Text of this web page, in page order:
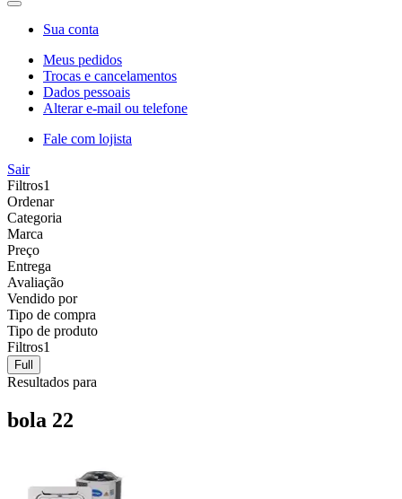
Sua conta
Meus pedidos
Trocas e cancelamentos
Dados pessoais
Alterar e-mail ou telefone
Fale com lojista
Sair
Filtros1
Ordenar
Categoria
Marca
Preço
Entrega
Avaliação
Vendido por
Tipo de compra
Tipo de produto
Filtros1
Full
Resultados para
bola 22